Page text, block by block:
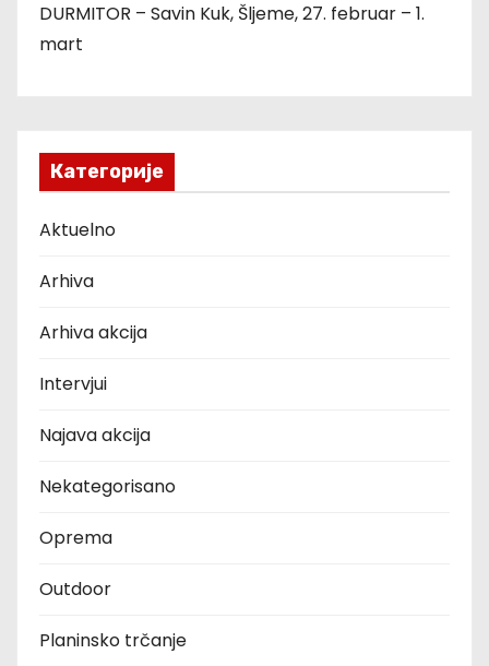
DURMITOR – Savin Kuk, Šljeme, 27. februar – 1.
mart
Категорије
Aktuelno
Arhiva
Arhiva akcija
Intervjui
Najava akcija
Nekategorisano
Oprema
Outdoor
Planinsko trčanje